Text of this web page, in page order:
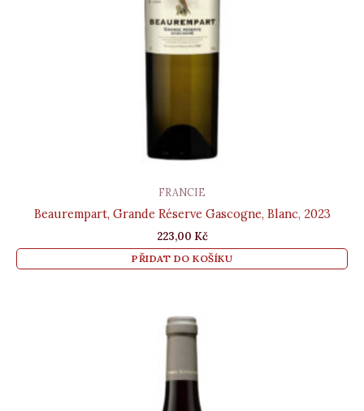
FRANCIE
Beaurempart, Grande Réserve Gascogne, Blanc, 2023
223,00 Kč
PŘIDAT DO KOŠÍKU